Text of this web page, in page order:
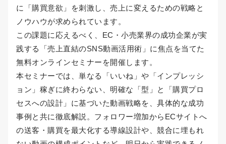
に「購買意欲」を刺激し、売上に変えるための戦略と
ノウハウが求められています。
この課題に応えるべく、EC・小売業界の成功企業が実
践する「売上直結のSNS動画活用術」に焦点を当てた
無料オンラインセミナーを開催します。
本セミナーでは、単なる「いいね」や「インプレッシ
ョン」稼ぎに終わらない、明確な「型」と「購買プロ
セスへの設計」に基づいた動画戦略を、具体的な成功
事例と共に徹底解説。フォロワー増加からECサイトへ
の送客・購買を最大化する導線設計や、競合に埋もれ